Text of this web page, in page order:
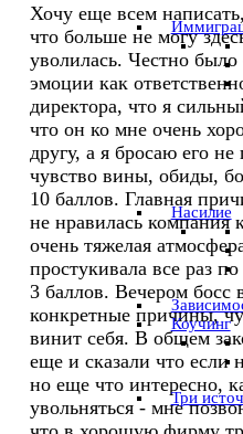
Насилие
Коучинг
Три
Хочу еще всем
что больше не могу
уволилась. Честно
эмоции как
директора, что я
что он ко мне очень
другу, а я бросаю его
чувство вины, обиды,
10 баллов. Главная
не нравилась компания
очень тяжелая
простукивала все раз
3 баллов. Вечером босс
конкретные причины,
винит себя. В общем
еще и сказали что если
но еще что интересно,
увольняться - мне